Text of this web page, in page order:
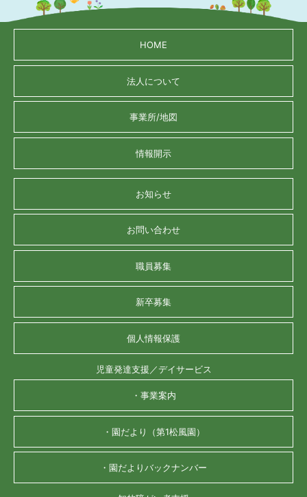
HOME
法人について
事業所/地図
情報開示
お知らせ
お問い合わせ
職員募集
新卒募集
個人情報保護
児童発達支援／デイサービス
・事業案内
・園だより（第1松風園）
・園だよりバックナンバー